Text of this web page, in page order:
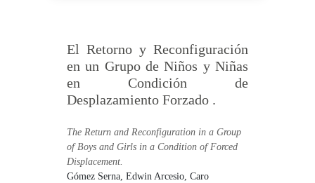
El Retorno y Reconfiguración
en un Grupo de Niños y Niñas
en Condición de
Desplazamiento Forzado .
The Return and Reconfiguration in a Group
of Boys and Girls in a Condition of Forced
Displacement.
Gómez Serna, Edwin Arcesio,Caro